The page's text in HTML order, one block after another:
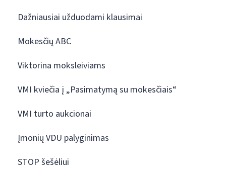
Dažniausiai užduodami klausimai
Mokesčių ABC
Viktorina moksleiviams
VMI kviečia į „Pasimatymą su mokesčiais“
VMI turto aukcionai
Įmonių VDU palyginimas
STOP šešėliui